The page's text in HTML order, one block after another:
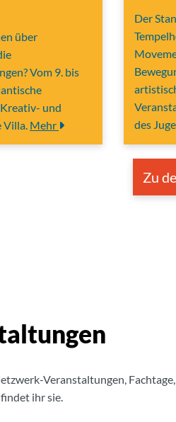
über
Vom 9. bis
und
Villa. Mehr
Der
des
Zu
Veranstaltungen,
ihr sie.